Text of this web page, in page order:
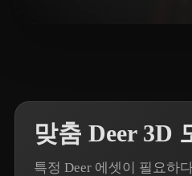
맞춤 Deer 3D
특정 Deer 에셋이 필요하